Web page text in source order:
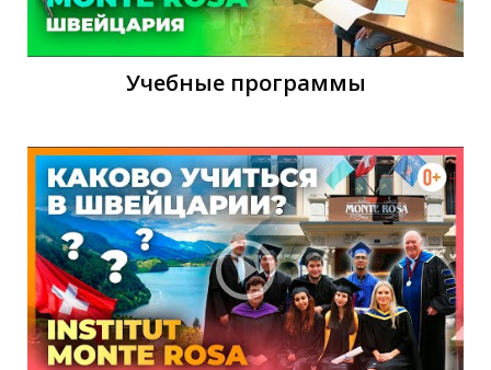
Ч
Учебные программы